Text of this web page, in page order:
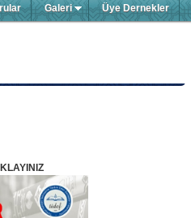
Galeri Üye Dernekler